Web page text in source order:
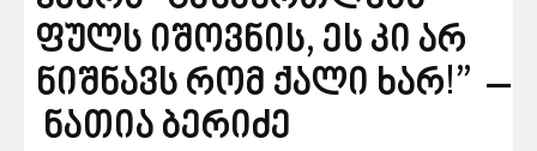
ფულს იშოვნის, ეს კი არ
ნიშნავს რომ ქალი ხარ!” –
ნათია ბერიძე